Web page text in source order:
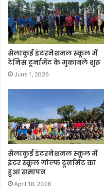
सेलाकुई इंटरनेशनल स्कूल में
टेनिस टूर्नामेंट के मुकाबले शुरू
June 1, 2026
सेलाकुई इंटरनेशनल स्कूल में
इंटर स्कूल गोल्फ टूर्नामेंट का
हुआ समापन
April 18, 2026